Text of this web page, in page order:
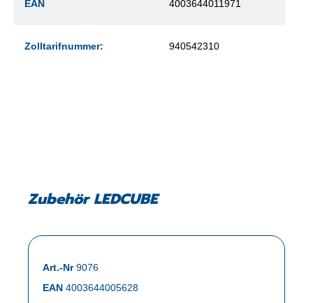
EAN 4003644011971
Zolltarifnummer: 940542310
Zubehör LEDCUBE
Art.-Nr9076
EAN 4003644005628